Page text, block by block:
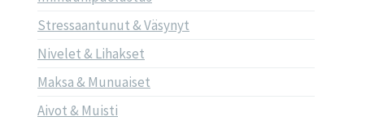
Stressaantunut & Väsynyt
Nivelet & Lihakset
Maksa & Munuaiset
Aivot & Muisti